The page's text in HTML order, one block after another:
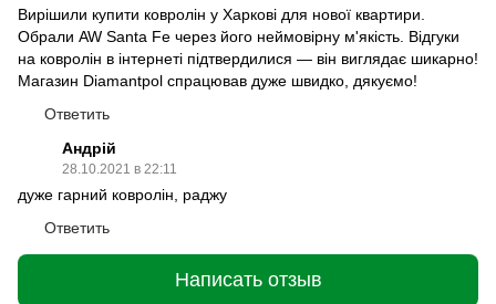
Вирішили купити ковролін у Харкові для нової квартири.
Обрали AW Santa Fe через його неймовірну м'якість. Відгуки
на ковролін в інтернеті підтвердилися — він виглядає шикарно!
Магазин Diamantpol спрацював дуже швидко, дякуємо!
Ответить
Андрій
28.10.2021 в 22:11
дуже гарний ковролін, раджу
Ответить
Написать отзыв